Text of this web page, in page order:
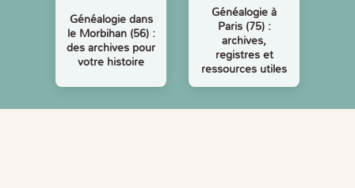
Généalogie dans
le Morbihan (56) :
des archives pour
votre histoire
Généalogie à
Paris (75) :
archives,
registres et
ressources utiles